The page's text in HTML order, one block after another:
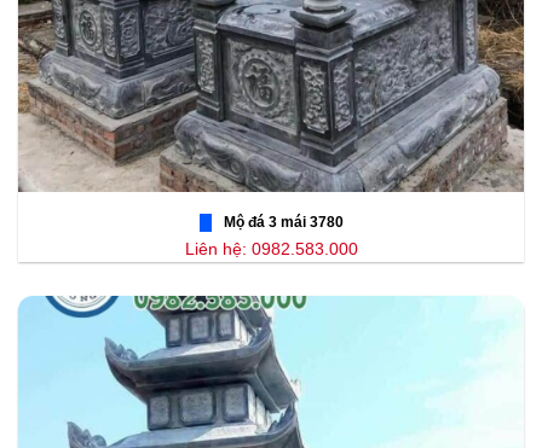
Mộ đá 3 mái 3780
Liên hệ: 0982.583.000